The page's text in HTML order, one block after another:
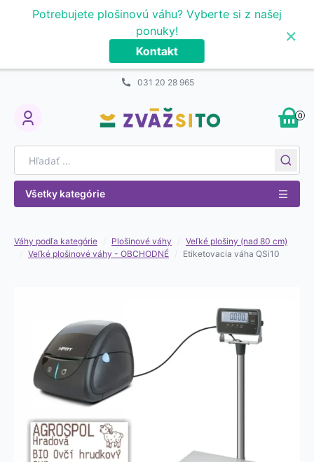
Potrebujete plošinovú váhu? Vyberte si z našej
ponuky!
Kontakt
×
031 20 28 965
My Account
0
Všetky kategórie
Váhy podľa kategórie Plošinové váhy
Veľké plošiny (nad 80 cm)
Veľké plošinové váhy - OBCHODNÉ Etiketovacia váha QSi10